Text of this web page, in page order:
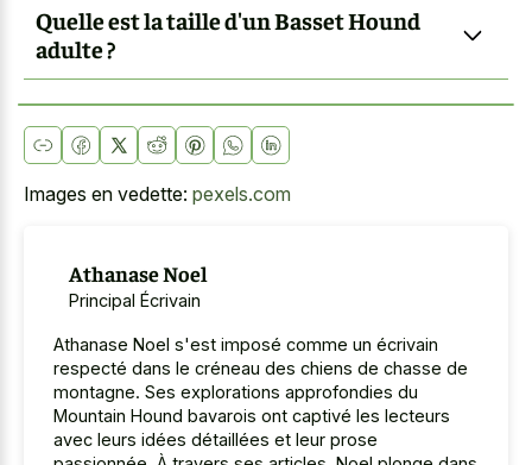
Quelle est la taille d'un Basset Hound
adulte ?
Images en vedette: pexels.com
Athanase Noel
Principal Écrivain
Athanase Noel s'est imposé comme un écrivain
respecté dans le créneau des chiens de chasse de
montagne. Ses explorations approfondies du
Mountain Hound bavarois ont captivé les lecteurs
avec leurs idées détaillées et leur prose